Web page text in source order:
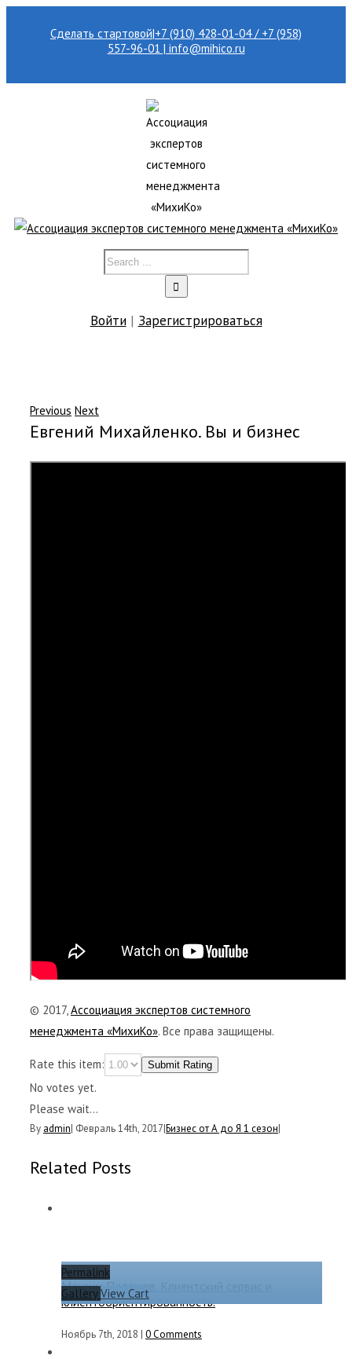
Сделать стартовой|+7 (910) 428-01-04 / +7 (958)
557-96-01 | info@mihico.ru
Войти| Зарегистрироваться
Previous Next
Евгений Михайленко. Вы и бизнес
© 2017,Ассоциация экспертов системного
менеджмента «МихиКо». Все права защищены.
Rate this item: Submit Rating
No votes yet.
Please wait...
By admin| Февраль 14th, 2017|Бизнес от А до Я 1 сезон|
Related Posts
Permalink
GalleryView Cart
Максим Поташев. Клиентский сервис и
клиентоориентированность.
Ноябрь 7th, 2018 | 0 Comments